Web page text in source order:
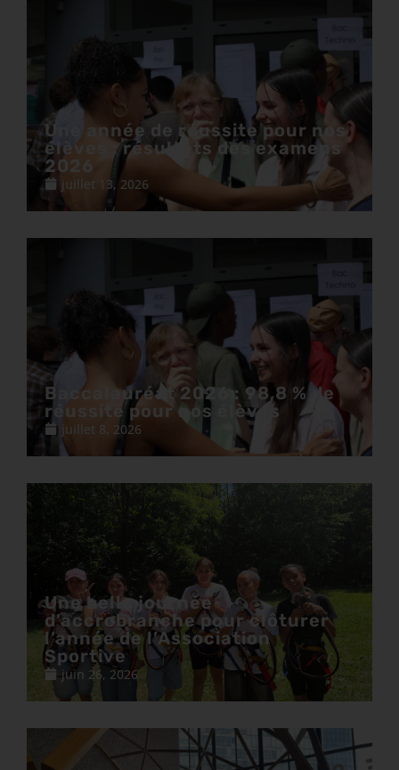
Une année de réussite pour nos
élèves : résultats des examens
2026
juillet 13, 2026
Baccalauréat 2026 : 98,8 % de
réussite pour nos élèves
juillet 8, 2026
Une belle journée
d’accrobranche pour clôturer
l’année de l’Association
Sportive
juin 26, 2026